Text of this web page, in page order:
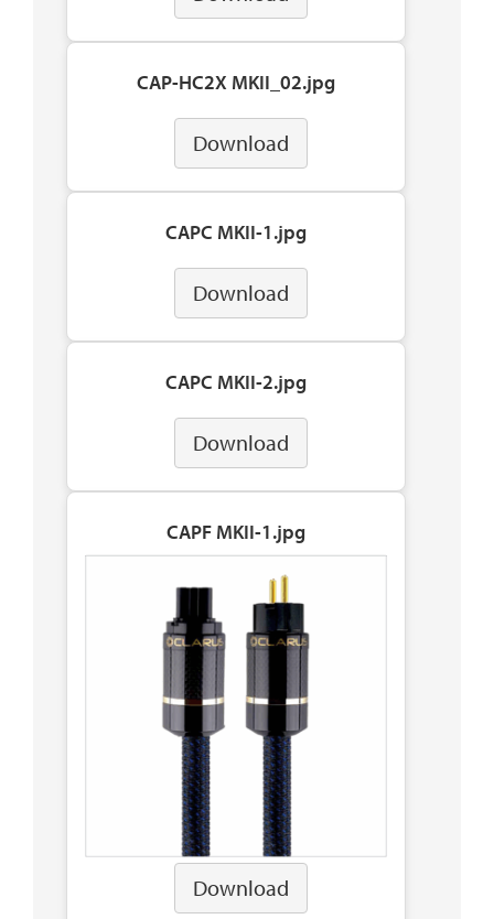
CAP-HC2X MKII_02.jpg
Download
CAPC MKII-1.jpg
Download
CAPC MKII-2.jpg
Download
CAPF MKII-1.jpg
Download